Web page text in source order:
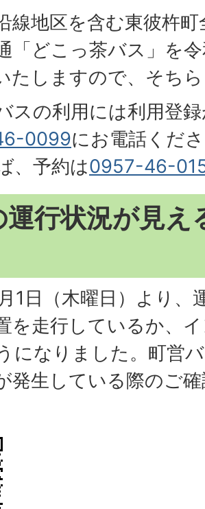
線地区を含む東彼杵
「どこっ茶バス」を
たしますので、そち
スの利用には利用登
0099にお電話くだ
、予約は0957-46-
運行状況が見え
1日（木曜日）より、
を走行しているか、
になりました。町営
発生している際のご